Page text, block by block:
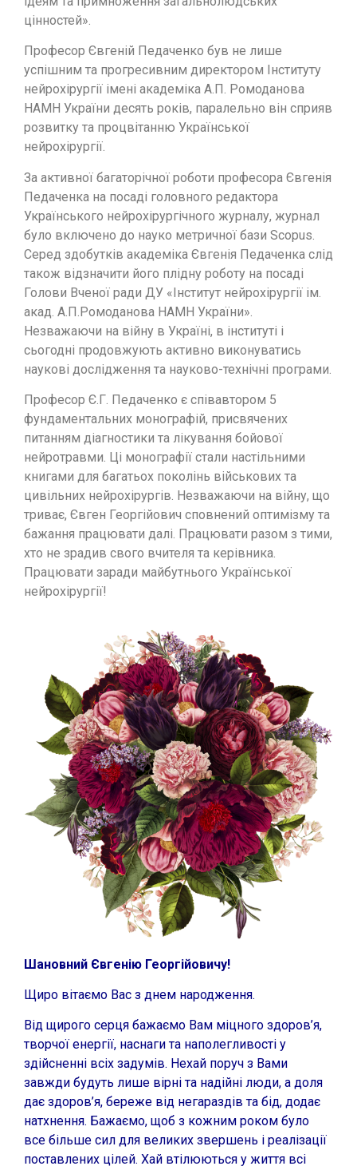
цінностей».
Професор Євгеній Педаченко був не лише
успішним та прогресивним директором Інституту
нейрохірургії імені академіка А.П. Ромоданова
НАМН України десять років, паралельно він сприяв
розвитку та процвітанню Української
нейрохірургії.
За активної багаторічної роботи професора Євгенія
Педаченка на посаді головного редактора
Українського нейрохірургічного журналу, журнал
було включено до науко метричної бази Scopus.
Серед здобутків академіка Євгенія Педаченка слід
також відзначити його плідну роботу на посаді
Голови Вченої ради ДУ «Інститут нейрохірургії ім.
акад. А.П.Ромоданова НАМН України».
Незважаючи на війну в Україні, в інституті і
сьогодні продовжують активно виконуватись
наукові дослідження та науково-технічні програми.
Професор Є.Г. Педаченко є співавтором 5
фундаментальних монографій, присвячених
питанням діагностики та лікування бойової
нейротравми. Ці монографії стали настільними
книгами для багатьох поколінь військових та
цивільних нейрохірургів. Незважаючи на війну, що
триває, Євген Георгійович сповнений оптимізму та
бажання працювати далі. Працювати разом з тими,
хто не зрадив свого вчителя та керівника.
Працювати заради майбутнього Української
нейрохірургії!
Шановний Євгенію Георгійовичу!
Щиро вітаємо Вас з днем народження.
Від щирого серця бажаємо Вам міцного здоров’я,
творчої енергії, наснаги та наполегливості у
здійсненні всіх задумів. Нехай поруч з Вами
завжди будуть лише вірні та надійні люди, а доля
дає здоров’я, береже від негараздів та бід, додає
натхнення. Бажаємо, щоб з кожним роком було
все більше сил для великих звершень і реалізації
поставлених цілей. Хай втілюються у життя всі